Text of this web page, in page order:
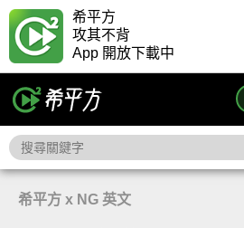
希平方
攻其不背
App 開放下載中
希平方 x NG 英文